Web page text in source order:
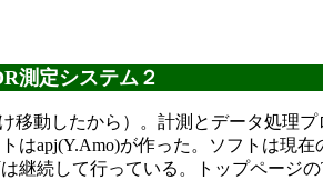
測定システム２
動したから）。計測とデータ処理
apj(Y.Amo)が作った。ソフトは現
継続して行っている。トップページ